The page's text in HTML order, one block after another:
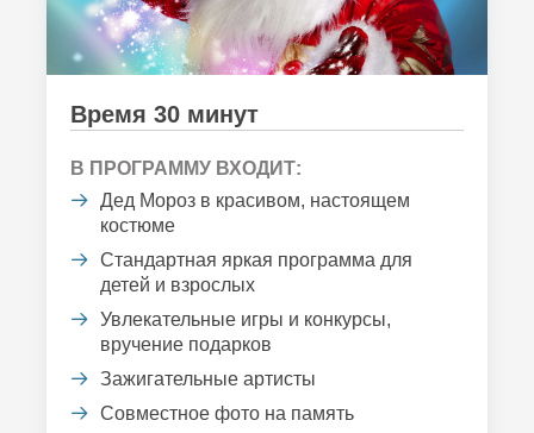
Время 30 минут
В ПРОГРАММУ ВХОДИТ:
Дед Мороз в красивом, настоящем
костюме
Стандартная яркая программа для
детей и взрослых
Увлекательные игры и конкурсы,
вручение подарков
Зажигательные артисты
Совместное фото на память